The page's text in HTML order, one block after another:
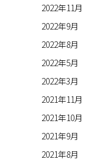
2022年11月
2022年9月
2022年8月
2022年5月
2022年3月
2021年11月
2021年10月
2021年9月
2021年8月